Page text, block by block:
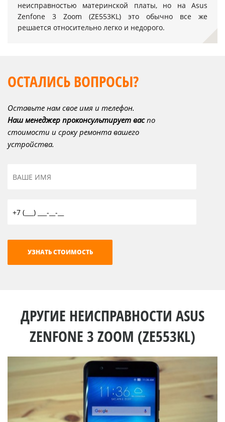
неисправностью материнской платы, но на Asus
Zenfone 3 Zoom (ZE553KL) это обычно все же
решается относительно легко и недорого.
ОСТАЛИСЬ ВОПРОСЫ?
Оставьте нам свое имя и телефон.
Наш менеджер проконсультирует васпо
стоимости и сроку ремонта вашего
устройства.
ДРУГИЕ НЕИСПРАВНОСТИ ASUS
ZENFONE 3 ZOOM (ZE553KL)